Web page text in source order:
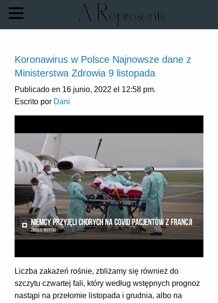
Koronawirus w Polsce Najnowsze dane z
Ministerstwa Zdrowia 9 listopada
Publicado en 16 junio, 2022 el 12:58 pm.
Escrito por Dani
Liczba zakażeń rośnie, zbliżamy się również do
szczytu czwartej fali, który według wstępnych prognoz
nastąpi na przełomie listopada i grudnia, albo na